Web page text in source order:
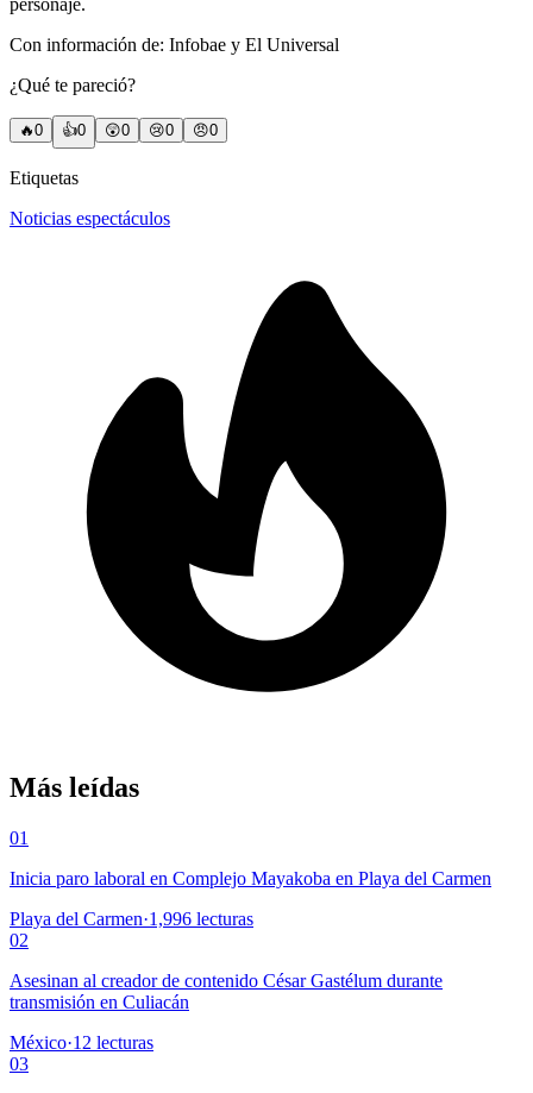
personaje.
Con información de: Infobae y El Universal
¿Qué te pareció?
🔥0 👍0 😲0 😢0 😠0
Etiquetas
Noticias espectáculos
Más leídas
01
Inicia paro laboral en Complejo Mayakoba en Playa del Carmen
Playa del Carmen·1,996 lecturas
02
Asesinan al creador de contenido César Gastélum durante
transmisión en Culiacán
México·12 lecturas
03